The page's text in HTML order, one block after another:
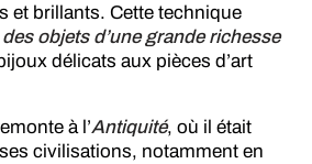
et brillants. Cette technique
des objets d’une grande richesse
délicats aux pièces d’art
à l’Antiquité, où il était
civilisations, notamment en